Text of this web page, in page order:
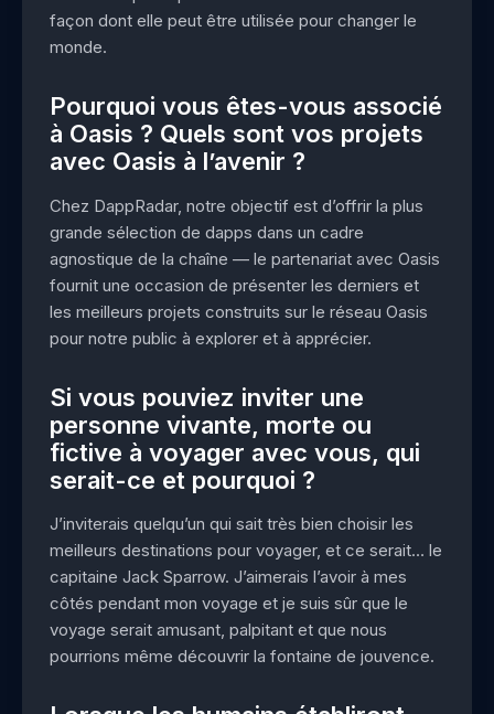
façon dont elle peut être utilisée pour changer le
monde.
Pourquoi vous êtes-vous associé
à Oasis ? Quels sont vos projets
avec Oasis à l’avenir ?
Chez DappRadar, notre objectif est d’offrir la plus
grande sélection de dapps dans un cadre
agnostique de la chaîne — le partenariat avec Oasis
fournit une occasion de présenter les derniers et
les meilleurs projets construits sur le réseau Oasis
pour notre public à explorer et à apprécier.
Si vous pouviez inviter une
personne vivante, morte ou
fictive à voyager avec vous, qui
serait-ce et pourquoi ?
J’inviterais quelqu’un qui sait très bien choisir les
meilleurs destinations pour voyager, et ce serait… le
capitaine Jack Sparrow. J’aimerais l’avoir à mes
côtés pendant mon voyage et je suis sûr que le
voyage serait amusant, palpitant et que nous
pourrions même découvrir la fontaine de jouvence.